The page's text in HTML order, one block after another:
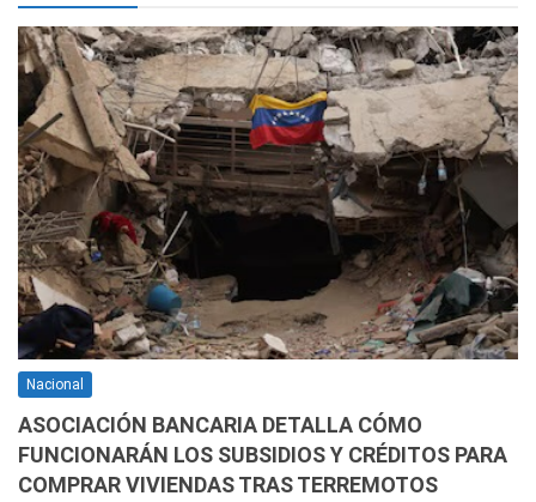
Nacional
ASOCIACIÓN BANCARIA DETALLA CÓMO
FUNCIONARÁN LOS SUBSIDIOS Y CRÉDITOS PARA
COMPRAR VIVIENDAS TRAS TERREMOTOS